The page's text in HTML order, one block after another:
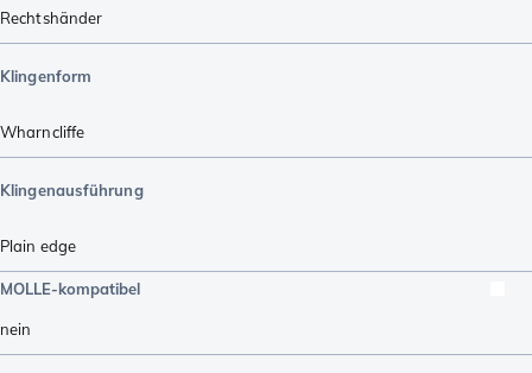
Rechtshänder
Klingenform
Wharncliffe
Klingenausführung
Plain edge
MOLLE-kompatibel
nein